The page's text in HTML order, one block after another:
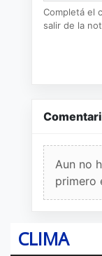
Completá el
salir de la
Aun no
primero
CLIMA